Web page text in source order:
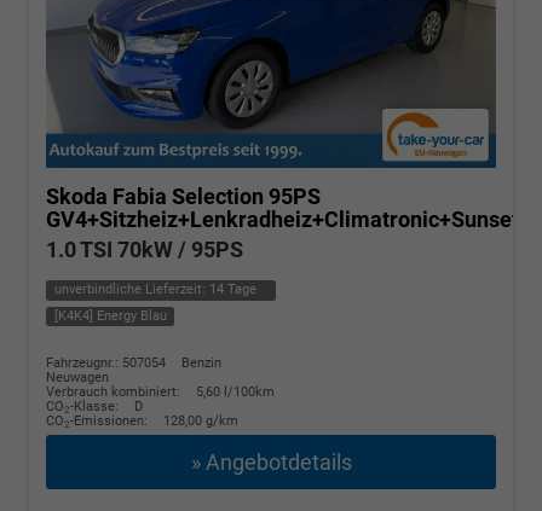
Skoda Fabia Selection 95PS
1.0 TSI 70kW / 95PS
unverbindliche Lieferzeit: 14 Tage
[K4K4] Energy Blau
Fahrzeugnr.: 507054
Benzin
Neuwagen
Verbrauch kombiniert:
5,60 l/100km
CO2-Klasse:
D
CO2-Emissionen: 128,00 g/km
» Angebotdetails